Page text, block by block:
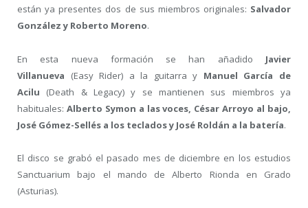
están ya presentes dos de sus miembros originales: Salvador
González y Roberto Moreno.
En esta nueva formación se han añadido Javier
Villanueva (Easy Rider) a la guitarra y Manuel García de
Acilu (Death & Legacy) y se mantienen sus miembros ya
habituales: Alberto Symon a las voces, César Arroyo al bajo,
José Gómez-Sellés a los teclados y José Roldán a la batería.
El disco se grabó el pasado mes de diciembre en los estudios
Sanctuarium bajo el mando de Alberto Rionda en Grado
(Asturias).